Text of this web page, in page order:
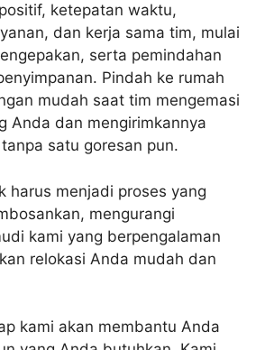
ketepatan waktu,
dan kerja sama tim, mulai
serta pemindahan
Pindah ke rumah
mudah saat tim mengemasi
Anda dan mengirimkannya
satu goresan pun.
harus menjadi proses yang
mengurangi
kami yang berpengalaman
relokasi Anda mudah dan
kami akan membantu Anda